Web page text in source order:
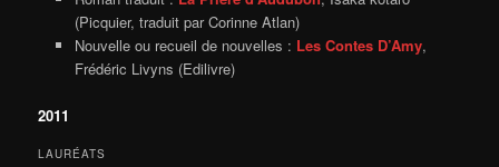
(Picquier, traduit par Corinne Atlan)
Nouvelle ou recueil de nouvelles : Les Contes D’Amy,
Frédéric Livyns (Edilivre)
2011
LAURÉATS